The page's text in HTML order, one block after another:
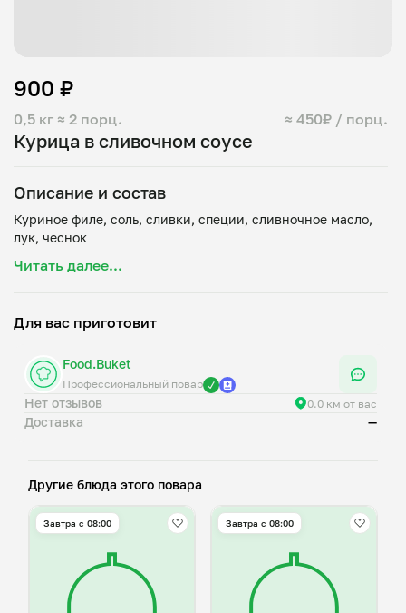
Курица в сливочном соусе
0,5 кг ≈ 2 порц. ≈ 450₽ / порц.
900 ₽
Описание и состав
Куриное филе, соль, сливки, специи, сливночное масло,
Читать далее...
Для вас приготовит
Food.Buket
Профессиональный повар
Нет отзывов 0.0 км от вас
Доставка —
Другие блюда этого повара
Завтра c 08:00 Завтра c 08:00